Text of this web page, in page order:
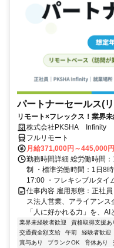
パートナーセールス(
リモート×フレックス！業界
株式会社PKSHA Infinity
フルリモート
月給371,000円～445,000円
勤務時間詳細 総労働時間
制 ・標準労働時間：1日8
17:00 ・フレキシブルタイ
仕事内容 雇用形態：正社
ス法人営業、アライアン
「人に好かれる力」を、
業界未経験者歓迎 資格取得支援あ
交通費全額支給
午前 経験者歓迎
賞与あり
ブランクOK 育休あり